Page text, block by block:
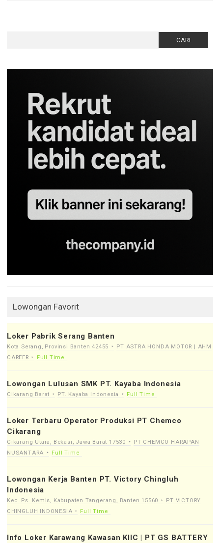
Lowongan Favorit
Loker Pabrik Serang Banten
Kota Serang, Provinsi Banten 42455
PT ASTRA HONDA MOTOR | AHM
CAREER
Full Time
Lowongan Lulusan SMK PT. Kayaba Indonesia
Cikarang Barat PT. Kayaba Indonesia Full Time
Loker Terbaru Operator Produksi PT Chemco
Cikarang
Cikarang Utara, Bekasi, Jawa Barat 17530
PT CHEMCO HARAPAN
NUSANTARA
Full Time
Lowongan Kerja Banten PT. Victory Chingluh
Indonesia
Kec. Ps. Kemis, Kabupaten Tangerang, Banten 15560
PT VICTORY
CHINGLUH INDONESIA
Full Time
Info Loker Karawang Kawasan KIIC | PT GS BATTERY